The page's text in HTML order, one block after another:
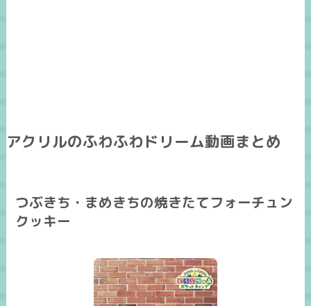
アクリルのふわふわドリーム動画まとめ
つぶきち・まめきちの焼きたてフォーチュン
クッキー